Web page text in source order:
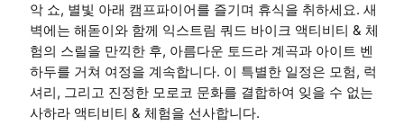
악 쇼, 별빛 아래 캠프파이어를 즐기며 휴식을 취하세요. 새
벽에는 해돋이와 함께 익스트림 쿼드 바이크 액티비티 & 체
험의 스릴을 만끽한 후, 아름다운 토드라 계곡과 아이트 벤
하두를 거쳐 여정을 계속합니다. 이 특별한 일정은 모험, 럭
셔리, 그리고 진정한 모로코 문화를 결합하여 잊을 수 없는
사하라 액티비티 & 체험을 선사합니다.